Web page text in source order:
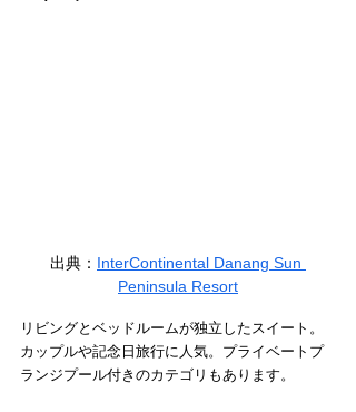
出典： InterContinental Danang Sun
Peninsula Resort
リビングとベッドルームが独立したスイート。
カップルや記念日旅行に人気。プライベートプ
ランジプール付きのカテゴリもあります。